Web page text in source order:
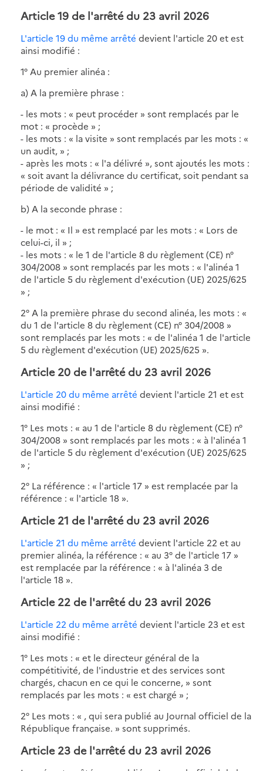
Article 19 de l'arrêté du 23 avril 2026
L'article 19 du même arrêté devient l'article 20 et est
ainsi modifié :
1° Au premier alinéa :
a) A la première phrase :
- les mots : « peut procéder » sont remplacés par le
mot : « procède » ;
- les mots : « la visite » sont remplacés par les mots : «
un audit, » ;
- après les mots : « l'a délivré », sont ajoutés les mots :
« soit avant la délivrance du certificat, soit pendant sa
période de validité » ;
b) A la seconde phrase :
- le mot : « Il » est remplacé par les mots : « Lors de
celui-ci, il » ;
- les mots : « le 1 de l'article 8 du règlement (CE) n°
304/2008 » sont remplacés par les mots : « l'alinéa 1
de l'article 5 du règlement d'exécution (UE) 2025/625
» ;
2° A la première phrase du second alinéa, les mots : «
du 1 de l'article 8 du règlement (CE) n° 304/2008 »
sont remplacés par les mots : « de l'alinéa 1 de l'article
5 du règlement d'exécution (UE) 2025/625 ».
Article 20 de l'arrêté du 23 avril 2026
L'article 20 du même arrêté devient l'article 21 et est
ainsi modifié :
1° Les mots : « au 1 de l'article 8 du règlement (CE) n°
304/2008 » sont remplacés par les mots : « à l'alinéa 1
de l'article 5 du règlement d'exécution (UE) 2025/625
» ;
2° La référence : « l'article 17 » est remplacée par la
référence : « l'article 18 ».
Article 21 de l'arrêté du 23 avril 2026
L'article 21 du même arrêté devient l'article 22 et au
premier alinéa, la référence : « au 3° de l'article 17 »
est remplacée par la référence : « à l'alinéa 3 de
l'article 18 ».
Article 22 de l'arrêté du 23 avril 2026
L'article 22 du même arrêté devient l'article 23 et est
ainsi modifié :
1° Les mots : « et le directeur général de la
compétitivité, de l'industrie et des services sont
chargés, chacun en ce qui le concerne, » sont
remplacés par les mots : « est chargé » ;
2° Les mots : « , qui sera publié au Journal officiel de la
République française. » sont supprimés.
Article 23 de l'arrêté du 23 avril 2026